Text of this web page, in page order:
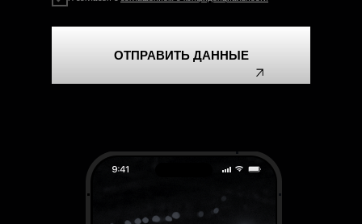
ОТПРАВИТЬ ДАННЫЕ